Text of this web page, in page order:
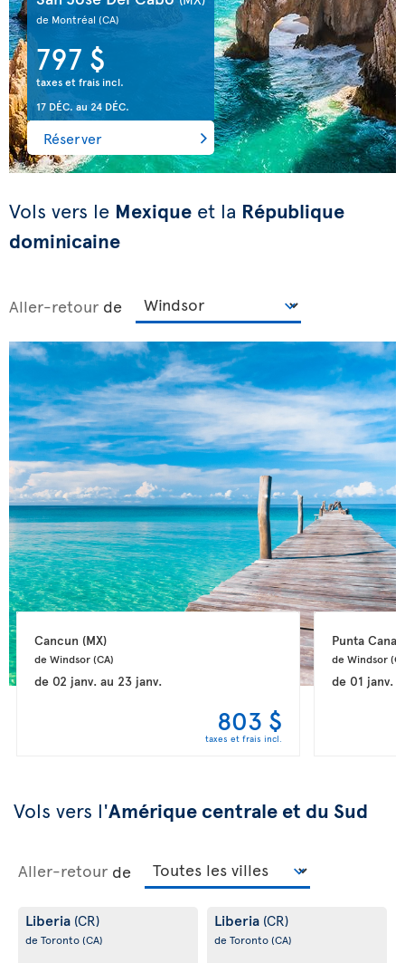
de Montréal(CA)
797 $
taxes et frais incl.
17 DÉC. au 24 DÉC.
Réserver
Vols vers le Mexique et la République
dominicaine
Aller-retour de
Cancun (MX)
de Windsor (CA)
de 02 janv.au 23 janv.
803 $
taxes et frais incl.
Punta Cana
de Windsor
de 01 janv.
Vols vers l'Amérique centrale et du Sud
Aller-retour de
Liberia (CR)
de Toronto(CA)
Liberia (CR)
de Toronto(CA)